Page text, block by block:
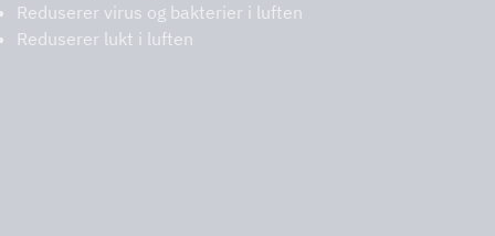
Reduserer virus og bakterier i luften
Reduserer lukt i luften